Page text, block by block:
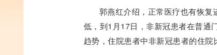
郭燕红介绍，正常医疗也有恢
低，到1月17日，非新冠患者在普通
趋势，住院患者中非新冠患者的住院